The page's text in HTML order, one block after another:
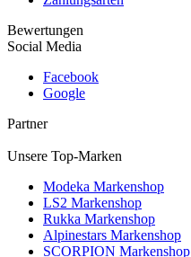
Bewertungen
Social Media
Facebook
Google
Partner
Unsere Top-Marken
Modeka Markenshop
LS2 Markenshop
Rukka Markenshop
Alpinestars Markenshop
SCORPION Markenshop